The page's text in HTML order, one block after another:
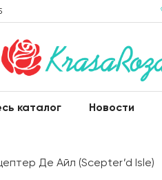
каталог Новости
Де Айл (Scepter’d Isle)